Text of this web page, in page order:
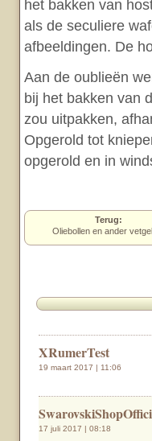
het bakken van
als de seculiere
afbeeldingen. De
Aan de oublieën
bij het bakken van
zou uitpakken,
Opgerold tot
opgerold en in
Terug:
Oliebollen en ander
XRumerTest
19 maart 2017 | 11:06
17 juli 2017 | 08:18